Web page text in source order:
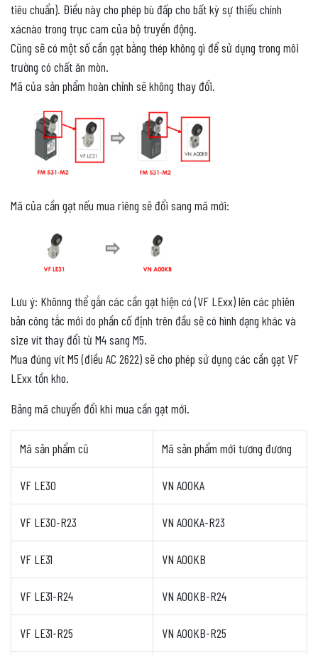
tiêu chuẩn). Điều này cho phép bù đấp cho bất kỳ sự thiếu chính
xácnào trong trục cam của bộ truyền động.
Cũng sẽ có một số cần gạt bằng thép không gì để sử dụng trong môi
trường có chất ăn mòn.
Mã của sản phẩm hoàn chỉnh sẽ không thay đổi.
Mã của cần gạt nếu mua riêng sẽ đổi sang mã mới:
Lưu ý: Khônng thể gắn các cần gạt hiện có (VF LExx) lên các phiên
bản công tắc mới do phần cố định trên đầu sẽ có hình dạng khác và
size vít thay đổi từ M4 sang M5.
Mua đúng vít M5 (điều AC 2622) sẽ cho phép sử dụng các cần gạt VF
LExx tồn kho.
Bảng mã chuyển đổi khi mua cần gạt mới.
Mã sản phẩm cũ Mã sản phẩm mới tương đương
VF LE30 VN A00KA
VF LE30-R23 VN A00KA-R23
VF LE31 VN A00KB
VF LE31-R24 VN A00KB-R24
VF LE31-R25 VN A00KB-R25